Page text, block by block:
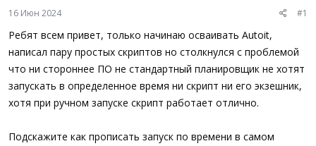
ы
а
16 Июн 2024 #1
Ребят всем привет, только начинаю осваивать Autoit,
написал пару простых скриптов но столкнулся с проблемой
что ни стороннее ПО не стандартный планировщик не хотят
запускать в определенное время ни скрипт ни его экзешник,
хотя при ручном запуске скрипт работает отлично.
Подскажите как прописать запуск по времени в самом